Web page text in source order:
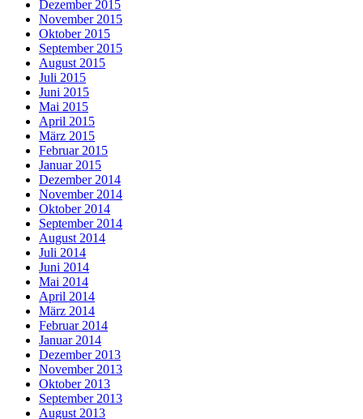
Dezember 2015
November 2015
Oktober 2015
September 2015
August 2015
Juli 2015
Juni 2015
Mai 2015
April 2015
März 2015
Februar 2015
Januar 2015
Dezember 2014
November 2014
Oktober 2014
September 2014
August 2014
Juli 2014
Juni 2014
Mai 2014
April 2014
März 2014
Februar 2014
Januar 2014
Dezember 2013
November 2013
Oktober 2013
September 2013
August 2013